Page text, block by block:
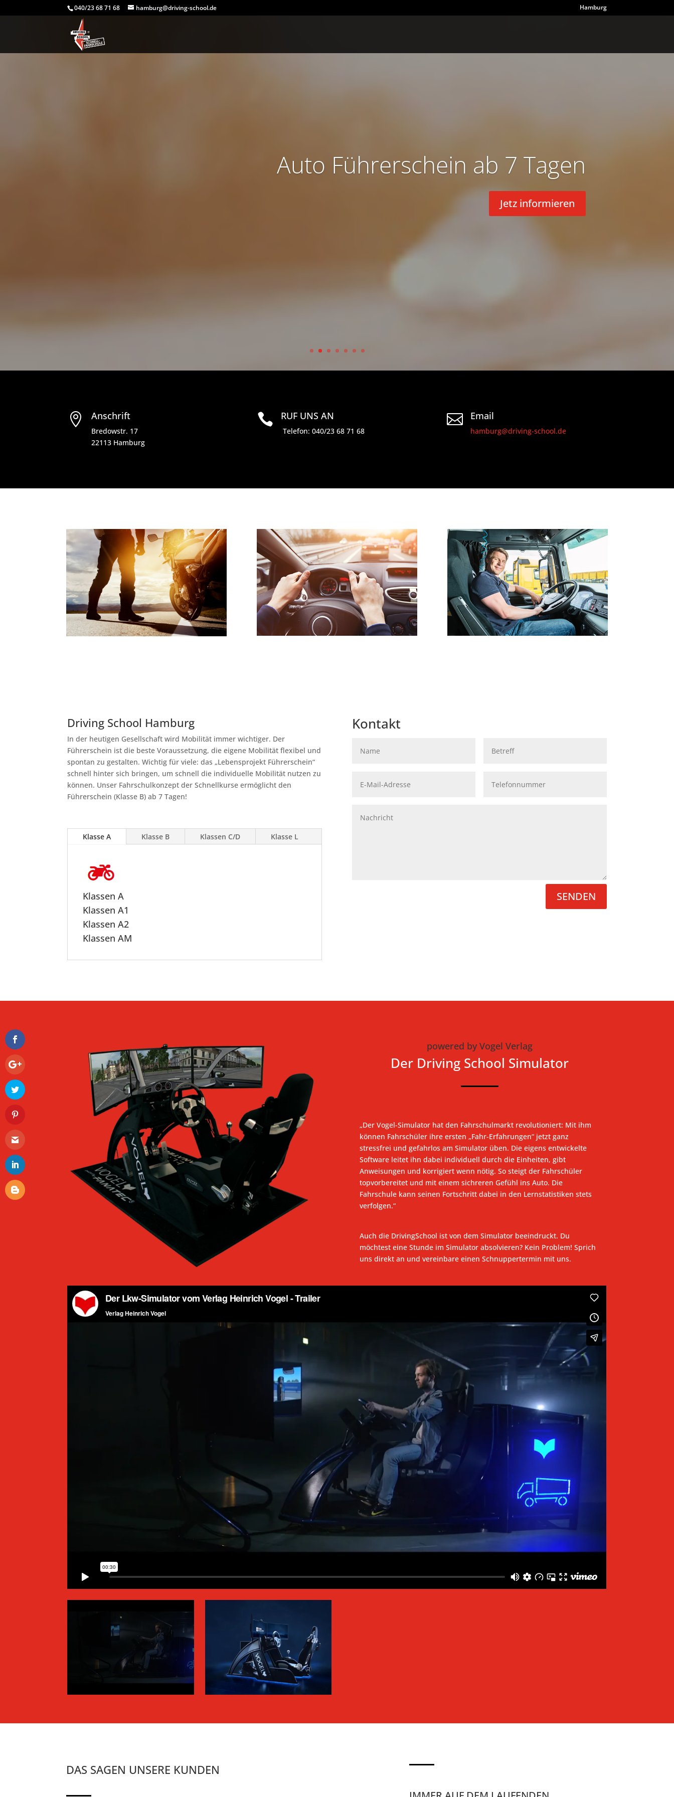
040/23 68 71 68 hamburg@driving-school.de Hamburg
Auto Führerschein ab 7 Tagen
Jetz informieren
 Anschrift
Bredowstr. 17
22113 Hamburg
 RUF UNS AN
Telefon: 040/23 68 71 68
 Email
hamburg@driving-school.de
Driving School Hamburg
In der heutigen Gesellschaft wird Mobilität immer wichtiger. Der
Führerschein ist die beste Voraussetzung, die eigene Mobilität flexibel und
spontan zu gestalten. Wichtig für viele: das „Lebensprojekt Führerschein“
schnell hinter sich bringen, um schnell die individuelle Mobilität nutzen zu
können. Unser Fahrschulkonzept der Schnellkurse ermöglicht den
Führerschein (Klasse B) ab 7 Tagen!
Klasse A Klasse B Klassen C/D Klasse L
Klassen A
Klassen A1
Klassen A2
Klassen AM
Kontakt
SENDEN
powered by Vogel Verlag
Der Driving School Simulator
„Der Vogel-Simulator hat den Fahrschulmarkt revolutioniert: Mit ihm
können Fahrschüler ihre ersten „Fahr-Erfahrungen“ jetzt ganz
stressfrei und gefahrlos am Simulator üben. Die eigens entwickelte
Software leitet ihn dabei individuell durch die Einheiten, gibt
Anweisungen und korrigiert wenn nötig. So steigt der Fahrschüler
topvorbereitet und mit einem sichreren Gefühl ins Auto. Die
Fahrschule kann seinen Fortschritt dabei in den Lernstatistiken stets
verfolgen.“
Auch die DrivingSchool ist von dem Simulator beeindruckt. Du
möchtest eine Stunde im Simulator absolvieren? Kein Problem! Sprich
uns direkt an und vereinbare einen Schnuppertermin mit uns.
DAS SAGEN UNSERE KUNDEN